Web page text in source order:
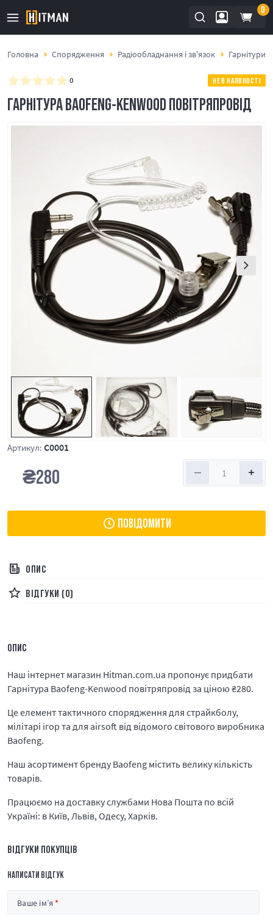
0
Головна Спорядження Радіообладнання і зв'язок Гарнітури
0 НЕ В НАЯВНОСТІ
ГАРНІТУРА BAOFENG-KENWOOD ПОВІТРЯПРОВІД
Артикул: C0001
₴280
ПОВІДОМИТИ
ОПИС
ВІДГУКИ (0)
ОПИС
Наш інтернет магазин Hitman.com.ua пропонує придбати
Гарнітура Baofeng-Kenwood повітряпровід за ціною ₴280.
Це елемент тактичного спорядження для страйкболу,
мілітарі ігор та для airsoft від відомого світового виробника
Baofeng.
Наш асортимент бренду Baofeng містить велику кількість
товарів.
Працюємо на доставку службами Нова Пошта по всій
Україні: в Київ, Львів, Одесу, Харків.
ВІДГУКИ ПОКУПЦІВ
НАПИСАТИ ВІДГУК
Ваше ім’я